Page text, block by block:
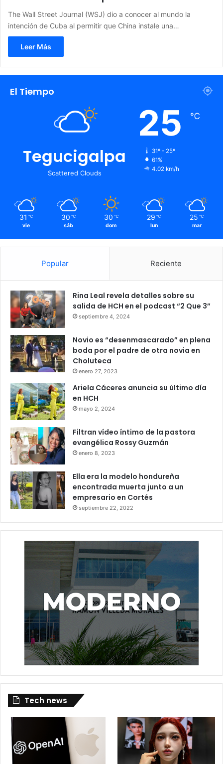
The Wall Street Journal (WSJ) dio a conocer al mundo la
intención de Cuba al permitir que China instale una…
Leer Más
El Tiempo
Tegucigalpa
Scattered Clouds
25 ℃
31º - 25º
61%
4.02 km/h
31 ℃
vie
30 ℃
sáb
30 ℃
dom
29 ℃
lun
25 ℃
mar
Popular Reciente
Rina Leal revela detalles sobre su
salida de HCH en el podcast “2 Que 3”
septiembre 4, 2024
Novio es “desenmascarado” en plena
boda por el padre de otra novia en
Choluteca
enero 27, 2023
Ariela Cáceres anuncia su último día
en HCH
mayo 2, 2024
Filtran vídeo íntimo de la pastora
evangélica Rossy Guzmán
enero 8, 2023
Ella era la modelo hondureña
encontrada muerta junto a un
empresario en Cortés
septiembre 22, 2022
Tech news